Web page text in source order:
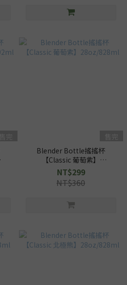
Blender Bottle搖搖杯
【Classic 葡萄紫】
28oz/828ml
NT$299
NT$360